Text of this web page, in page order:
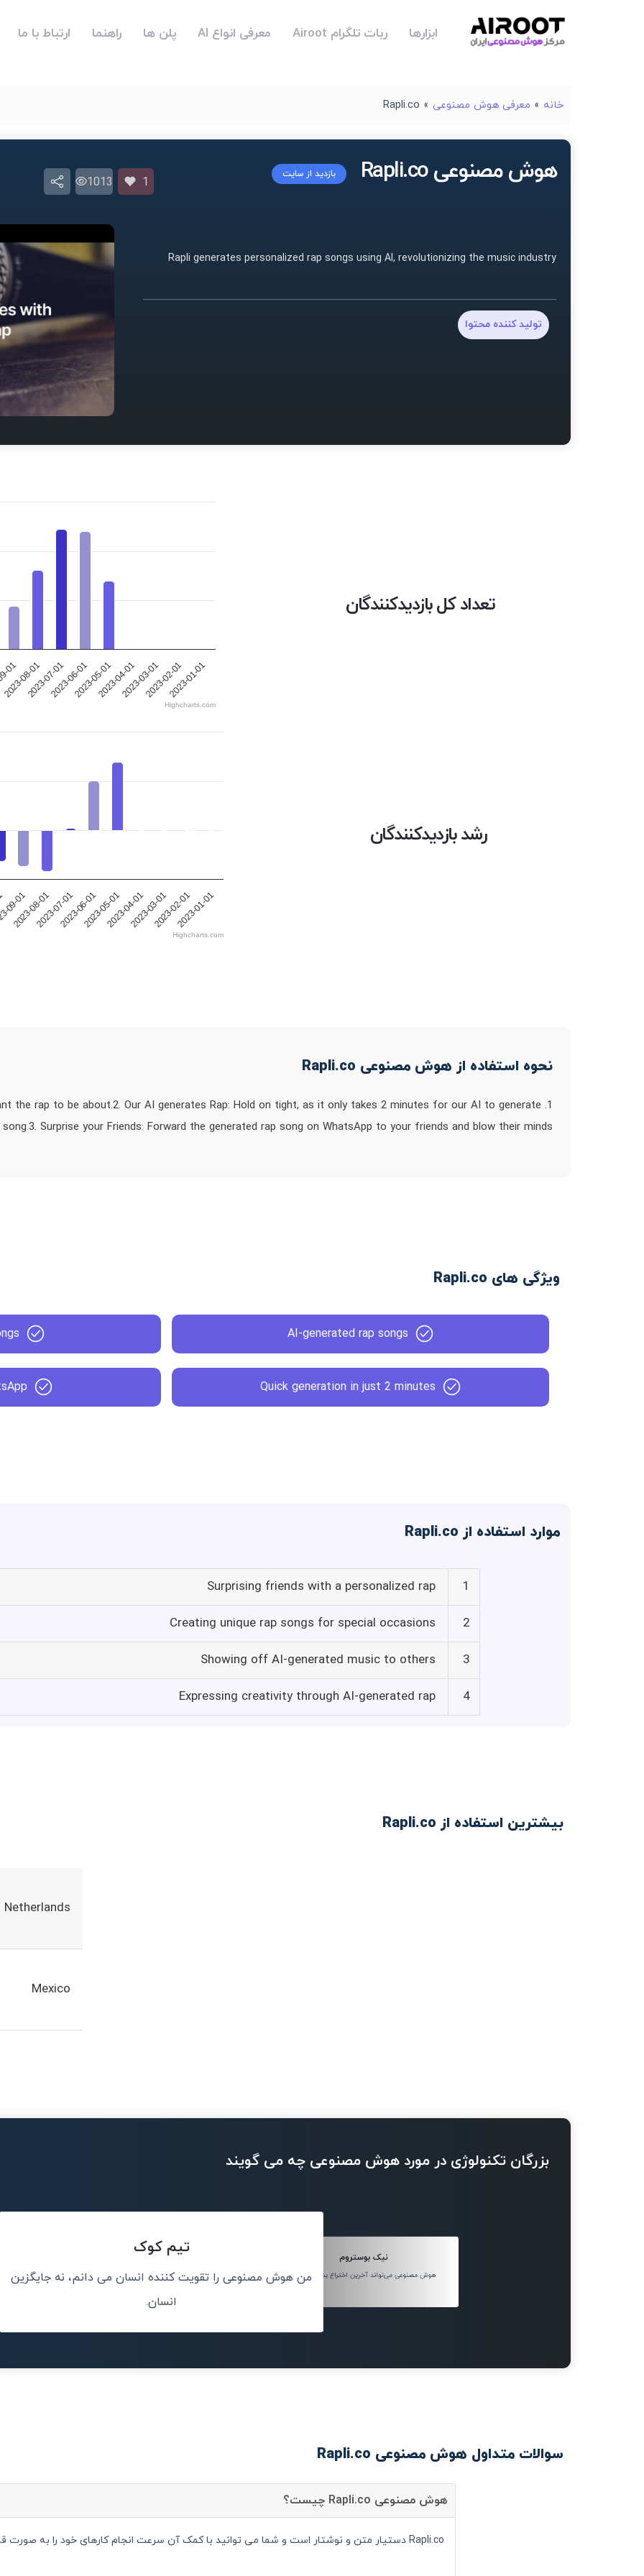
ابزارها ربات تلگرام Airoot معرفی انواع AI پلن ها راهنما ارتباط با ما
خانه » معرفی هوش مصنوعی »
Rapli.co
هوش مصنوعی Rapli.co بازدید از سایت
1
1013
Rapli generates personalized rap songs using AI, revolutionizing the music industry
تولید کننده محتوا
تعداد کل بازدیدکنندگان
01
2023-08-012023-07-012023-06-012023-05-012023-04-012023-03-012023-02-012023-01-01
Highcharts.com
رشد بازدیدکنندگان
01
2023-08-012023-07-012023-06-012023-05-012023-04-012023-03-012023-02-012023-01-01
Highcharts.com
نحوه استفاده از هوش مصنوعی Rapli.co
the rap to be about.2. Our AI generates Rap: Hold on tight, as it only takes 2 minutes for our AI to generate
Surprise your Friends: Forward the generated rap song on WhatsApp to your friends and blow their minds
ویژگی های Rapli.co
AI-generated rap songs
Quick generation in just 2 minutes
موارد استفاده از Rapli.co
1
Surprising friends with a personalized rap
2
Creating unique rap songs for special occasions
3
Showing off AI-generated music to others
4
Expressing creativity through AI-generated rap
بیشترین استفاده از Rapli.co
Netherlands
Mexico
بزرگان تکنولوژی در مورد هوش مصنوعی چه می گویند
نیک بوستروم
هوش مصنوعی می‌تواند آخرین اختراع بشریت باشد.
تیم کوک
من هوش مصنوعی را تقویت کننده انسان می دانم، نه جایگزین
انسان.
آینده
سوالات متداول هوش مصنوعی Rapli.co
هوش مصنوعی Rapli.co چیست؟
Rapli.co دستیار متن و نوشتار است و شما می توانید با کمک آن سرعت انجام کارهای خود را به صورت قابل توجهی افزایش دهید.